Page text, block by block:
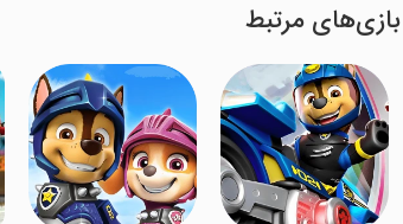
بازی‌های مرتبط